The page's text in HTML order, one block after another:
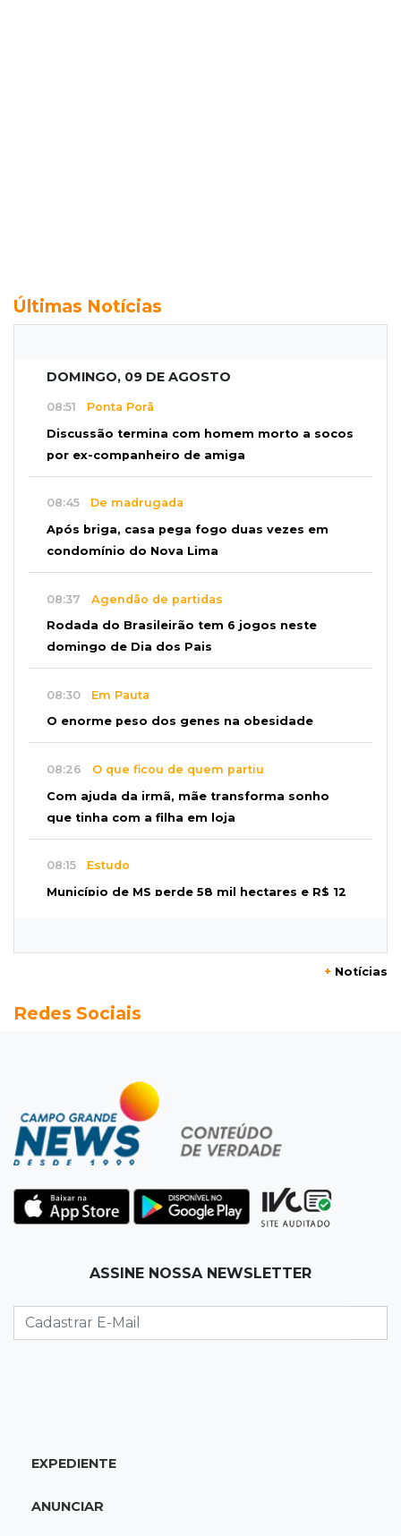
Últimas Notícias
DOMINGO, 09 DE AGOSTO
08:51 Ponta Porã
Discussão termina com homem morto a socos
por ex-companheiro de amiga
08:45 De madrugada
Após briga, casa pega fogo duas vezes em
condomínio do Nova Lima
08:37 Agendão de partidas
Rodada do Brasileirão tem 6 jogos neste
domingo de Dia dos Pais
08:30 Em Pauta
O enorme peso dos genes na obesidade
08:26 O que ficou de quem partiu
Com ajuda da irmã, mãe transforma sonho
que tinha com a filha em loja
08:15 Estudo
Município de MS perde 58 mil hectares e R$ 12
poste de energia elétrica
Campo Grande tem quatro interdições no
trânsito neste domingo
07:45Dia dos Pais
hoje paga um preço alto?
Pais passam kung-fu de geração em geração
Feira Central encerra Festival do Sobá com
+ Notícias
Redes Sociais
ASSINE NOSSA NEWSLETTER
EXPEDIENTE
ANUNCIAR